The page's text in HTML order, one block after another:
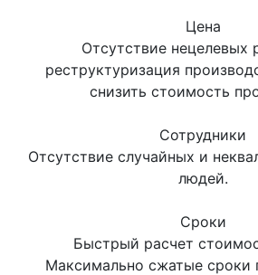
Цена
Отсутствие нецелевых
реструктуризация
снизить стоимость
Сотрудники
Отсутствие случайных и
людей.
Сроки
Быстрый расчет
Максимально сжатые сроки